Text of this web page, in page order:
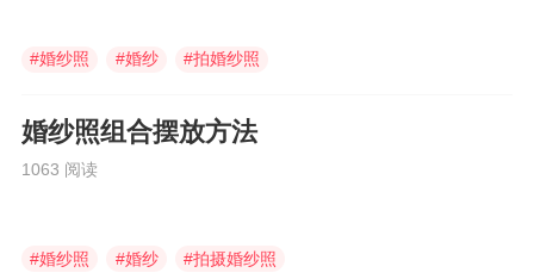
#婚纱照 #婚纱 #拍婚纱照
婚纱照组合摆放方法
1063 阅读
#婚纱照 #婚纱 #拍摄婚纱照